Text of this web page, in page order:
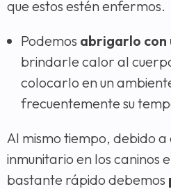
que estos estén enfermos.
Podemos abrigarlo con
brindarle calor al
colocarlo en un
frecuentemente su
Al mismo tiempo, debido a
inmunitario en los caninos
bastante rápido debemos